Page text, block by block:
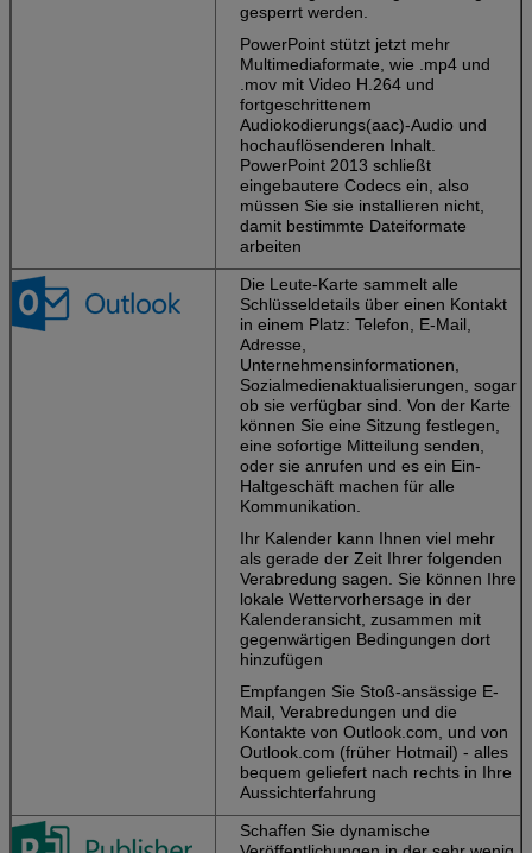
gesperrt werden.
PowerPoint stützt jetzt mehr
Multimediaformate, wie .mp4 und
.mov mit Video H.264 und
fortgeschrittenem
Audiokodierungs(aac)-Audio und
hochauflösenderen Inhalt.
PowerPoint 2013 schließt
eingebautere Codecs ein, also
müssen Sie sie installieren nicht,
damit bestimmte Dateiformate
arbeiten
Die Leute-Karte sammelt alle
Schlüsseldetails über einen Kontakt
in einem Platz: Telefon, E-Mail,
Adresse,
Unternehmensinformationen,
Sozialmedienaktualisierungen, sogar
ob sie verfügbar sind. Von der Karte
können Sie eine Sitzung festlegen,
eine sofortige Mitteilung senden,
oder sie anrufen und es ein Ein-
Haltgeschäft machen für alle
Kommunikation.
Ihr Kalender kann Ihnen viel mehr
als gerade der Zeit Ihrer folgenden
Verabredung sagen. Sie können Ihre
lokale Wettervorhersage in der
Kalenderansicht, zusammen mit
gegenwärtigen Bedingungen dort
hinzufügen
Empfangen Sie Stoß-ansässige E-
Mail, Verabredungen und die
Kontakte von Outlook.com, und von
Outlook.com (früher Hotmail) - alles
bequem geliefert nach rechts in Ihre
Aussichterfahrung
Schaffen Sie dynamische